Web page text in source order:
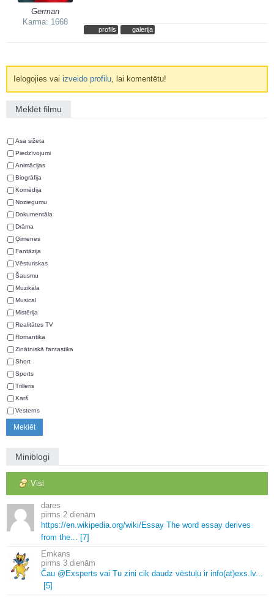
German
Karma: 1668
profils galerija
Ielogojies vaiizveido profilu , lai komentētu!
Meklēt filmu
Asa sižeta
Piedzīvojumi
Animācijas
Biogrāfija
Komēdija
Noziegumu
Dokumentāla
Drāma
Ģimenes
Fantāzija
Vēsturiskas
Šausmu
Muzikāla
Musical
Mistērija
Realitātes TV
Romantika
Zinātniskā fantastika
Short
Sports
Trilleris
Karš
Vesterns
Miniblogi
Visi
dares
2 dienām
https://en.wikipedia.org/wiki/Essay The word essay derives
from the... [7]
Emkans
3 dienām
Čau @Exsperts vai Tu zini cik daudz vēstuļu ir info(at)exs. lv...
[5]